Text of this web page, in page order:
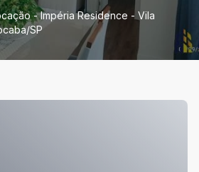
- Impéria Residence - Vila
SP